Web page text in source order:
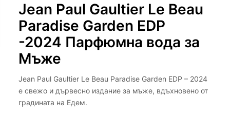
Jean Paul Gaultier Le Beau
Paradise Garden EDP
-2024 Парфюмна вода за
Мъже
Jean Paul Gaultier Le Beau Paradise Garden EDP – 2024
е свежо и дървесно издание за мъже, вдъхновено от
градината на Едем.